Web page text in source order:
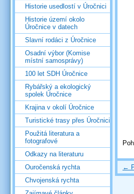
←
Historie usedlostí v Úročnici
Historie území okolo
Úročnice v datech
Slavní rodáci z Úročnice
Osadní výbor (Komise
místní samosprávy)
100 let SDH Úročnice
Rybářský a ekologický
spolek Úročnice
Krajina v okolí Úročnice
Turistické trasy přes Úročnici
Použitá literatura a
fotografové
Odkazy na literaturu
Ouročenská rychta
Chvojenská rychta